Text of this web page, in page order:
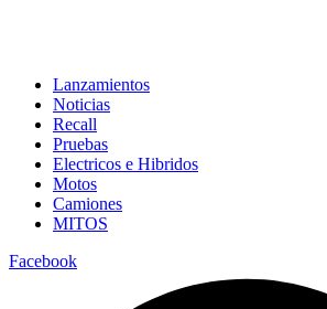
Lanzamientos
Noticias
Recall
Pruebas
Electricos e Hibridos
Motos
Camiones
MITOS
Facebook